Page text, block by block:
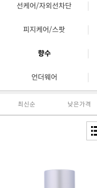
선케어/자외선차단
피지케어/스팟
향수
언더웨어
최신순 낮은가격